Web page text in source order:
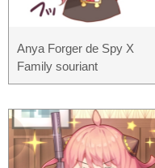
Anya Forger de Spy X
Family souriant